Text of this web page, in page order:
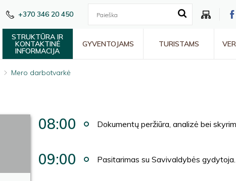
+370 346 20 450
STRUKTŪRA IR
KONTAKTINĖ
INFORMACIJA
GYVENTOJAMS TURISTAMS
Mero darbotvarkė
08:00 Dokumentų peržiūra, analizė bei
09:00 Pasitarimas su Savivaldybės gydytoja.